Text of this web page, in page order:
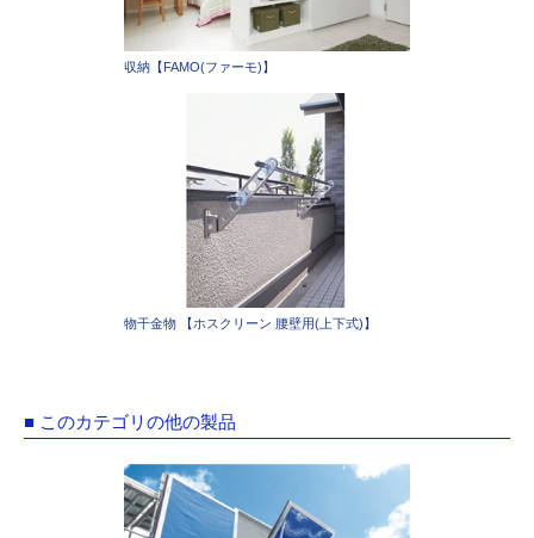
収納【FAMO(ファーモ)】
物干金物 【ホスクリーン 腰壁用(上下式)】
■ このカテゴリの他の製品